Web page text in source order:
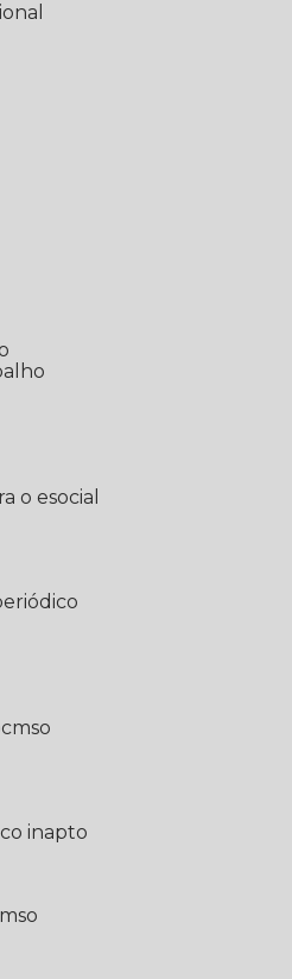
o esocial
inapto